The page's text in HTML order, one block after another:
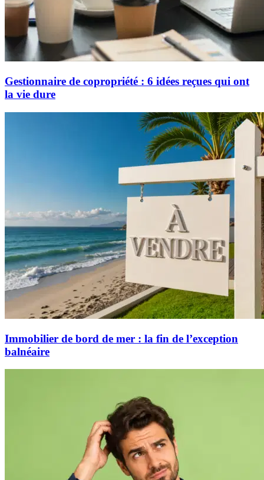
Gestionnaire de copropriété : 6 idées reçues qui ont
la vie dure
Immobilier de bord de mer : la fin de l’exception
balnéaire